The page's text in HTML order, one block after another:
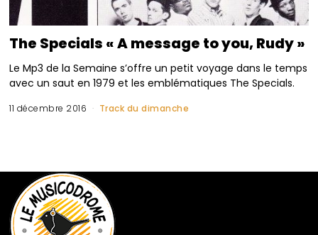
The Specials « A message to you, Rudy »
Le Mp3 de la Semaine s’offre un petit voyage dans le temps
avec un saut en 1979 et les emblématiques The Specials.
11 décembre 2016 Track du dimanche